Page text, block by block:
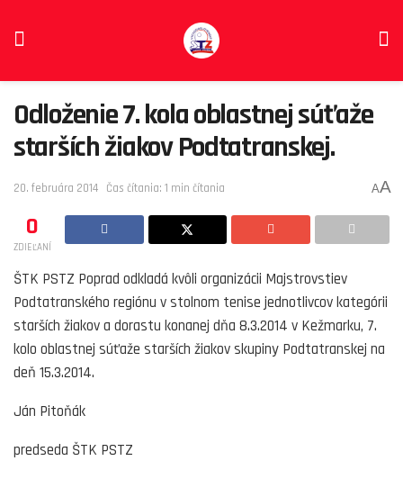
Odloženie 7. kola oblastnej súťaže
starších žiakov Podtatranskej.
20. februára 2014 Čas čítania: 1 min čítania AA
0
ZDIEĽANÍ
ŠTK PSTZ Poprad odkladá kvôli organizácii Majstrovstiev
Podtatranského regiónu v stolnom tenise jednotlivcov kategórii
starších žiakov a dorastu konanej dňa 8.3.2014 v Kežmarku, 7.
kolo oblastnej súťaže starších žiakov skupiny Podtatranskej na
deň 15.3.2014.
Ján Pitoňák
predseda ŠTK PSTZ